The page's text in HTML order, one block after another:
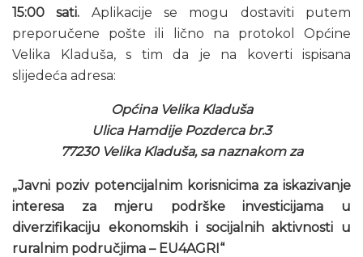
15:00 sati. Aplikacije se mogu dostaviti putem
preporučene pošte ili lično na protokol Općine
Velika Kladuša, s tim da je na koverti ispisana
slijedeća adresa:
Općina Velika Kladuša
Ulica Hamdije Pozderca br.3
77230 Velika Kladuša, sa naznakom za
„Javni poziv potencijalnim korisnicima za iskazivanje
interesa za mjeru podrške investicijama u
diverzifikaciju ekonomskih i socijalnih aktivnosti u
ruralnim područjima – EU4AGRI“